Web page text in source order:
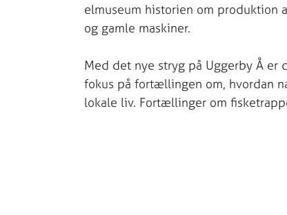
elmuseum historien om produktion
og gamle maskiner.
Med det nye stryg på Uggerby Å
fokus på fortællingen om, hvordan
lokale liv. Fortællinger om